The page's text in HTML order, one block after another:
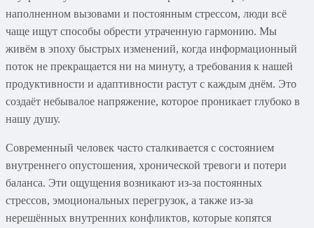
наполненном вызовами и постоянным стрессом, люди всё
чаще ищут способы обрести утраченную гармонию. Мы
живём в эпоху быстрых изменений, когда информационный
поток не прекращается ни на минуту, а требования к нашей
продуктивности и адаптивности растут с каждым днём. Это
создаёт небывалое напряжение, которое проникает глубоко в
нашу душу.
Современный человек часто сталкивается с состоянием
внутреннего опустошения, хронической тревоги и потери
баланса. Эти ощущения возникают из-за постоянных
стрессов, эмоциональных перегрузок, а также из-за
нерешённых внутренних конфликтов, которые копятся